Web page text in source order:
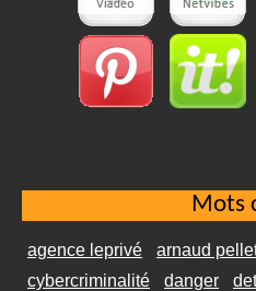
Mots
agence leprivé arnaud
cybercriminalité
danger